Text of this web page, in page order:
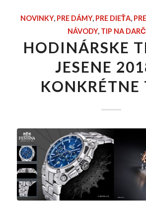
NOVINKY, PRE DÁMY, PRE DIEŤA,
NÁVODY, TIP NA
HODINÁRSKE
JESENE
KONKRÉTNE